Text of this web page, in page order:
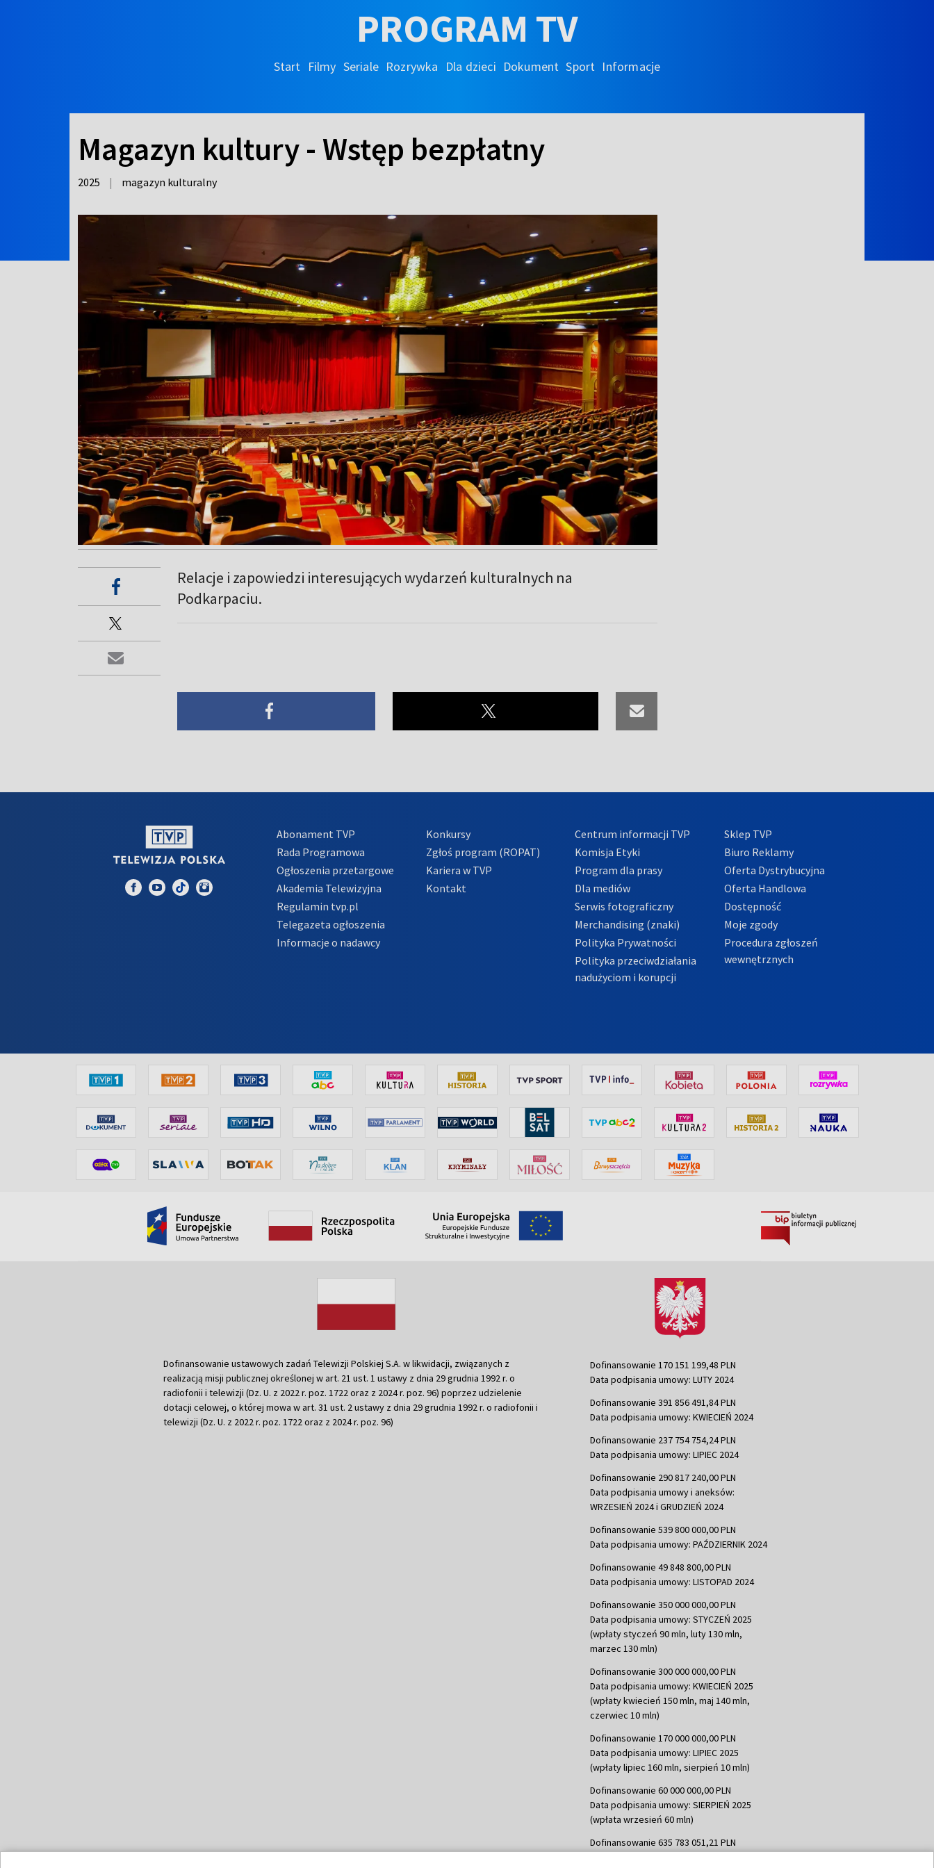
PROGRAM TV
Start Filmy Seriale Rozrywka Dla dzieci Dokument Sport Informacje
Magazyn kultury - Wstęp bezpłatny
2025 | magazyn kulturalny
Relacje i zapowiedzi interesujących wydarzeń kulturalnych na
Podkarpaciu.
Abonament TVP
Rada Programowa
Ogłoszenia przetargowe
Akademia Telewizyjna
Regulamin tvp.pl
Telegazeta ogłoszenia
Informacje o nadawcy
Konkursy
Zgłoś program (ROPAT)
Kariera w TVP
Kontakt
Centrum informacji TVP
Komisja Etyki
Program dla prasy
Dla mediów
Serwis fotograficzny
Merchandising (znaki)
Polityka Prywatności
Polityka przeciwdziałania
nadużyciom i korupcji
Sklep TVP
Biuro Reklamy
Oferta Dystrybucyjna
Oferta Handlowa
Dostępność
Moje zgody
Procedura zgłoszeń
wewnętrznych
Dofinansowanie ustawowych zadań Telewizji Polskiej S.A. w likwidacji, związanych z
realizacją misji publicznej określonej w art. 21 ust. 1 ustawy z dnia 29 grudnia 1992 r. o
radiofonii i telewizji (Dz. U. z 2022 r. poz. 1722 oraz z 2024 r. poz. 96) poprzez udzielenie
dotacji celowej, o której mowa w art. 31 ust. 2 ustawy z dnia 29 grudnia 1992 r. o radiofonii i
telewizji (Dz. U. z 2022 r. poz. 1722 oraz z 2024 r. poz. 96)
Dofinansowanie 170 151 199,48 PLN
Data podpisania umowy: LUTY 2024
Dofinansowanie 391 856 491,84 PLN
Data podpisania umowy: KWIECIEŃ 2024
Dofinansowanie 237 754 754,24 PLN
Data podpisania umowy: LIPIEC 2024
Dofinansowanie 290 817 240,00 PLN
Data podpisania umowy i aneksów:
WRZESIEŃ 2024 i GRUDZIEŃ 2024
Dofinansowanie 539 800 000,00 PLN
Data podpisania umowy: PAŹDZIERNIK 2024
Dofinansowanie 49 848 800,00 PLN
Data podpisania umowy: LISTOPAD 2024
Dofinansowanie 350 000 000,00 PLN
Data podpisania umowy: STYCZEŃ 2025
(wpłaty styczeń 90 mln, luty 130 mln,
marzec 130 mln)
Dofinansowanie 300 000 000,00 PLN
Data podpisania umowy: KWIECIEŃ 2025
(wpłaty kwiecień 150 mln, maj 140 mln,
czerwiec 10 mln)
Dofinansowanie 170 000 000,00 PLN
Data podpisania umowy: LIPIEC 2025
(wpłaty lipiec 160 mln, sierpień 10 mln)
Dofinansowanie 60 000 000,00 PLN
Data podpisania umowy: SIERPIEŃ 2025
(wpłata wrzesień 60 mln)
Dofinansowanie 635 783 051,21 PLN